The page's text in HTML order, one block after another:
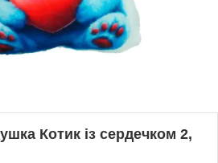
Котик із сердечком 2,